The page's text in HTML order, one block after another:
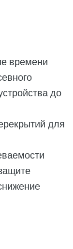
времени
до
для